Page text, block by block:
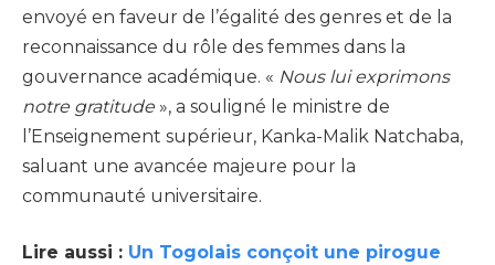
envoyé en faveur de l’égalité des genres et de la
reconnaissance du rôle des femmes dans la
gouvernance académique. « Nous lui exprimons
notre gratitude », a souligné le ministre de
l’Enseignement supérieur, Kanka-Malik Natchaba,
saluant une avancée majeure pour la
communauté universitaire.
Lire aussi : Un Togolais conçoit une pirogue